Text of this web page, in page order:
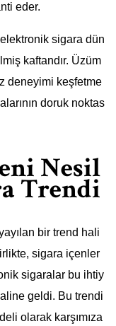
eder.
sigara dün
kaftandır. Üzüm
deneyimi keşfetme
doruk noktas
Nesil
Trendi
bir trend hali
sigara içenler
sigaralar bu ihtiy
geldi. Bu trendi
olarak karşımıza